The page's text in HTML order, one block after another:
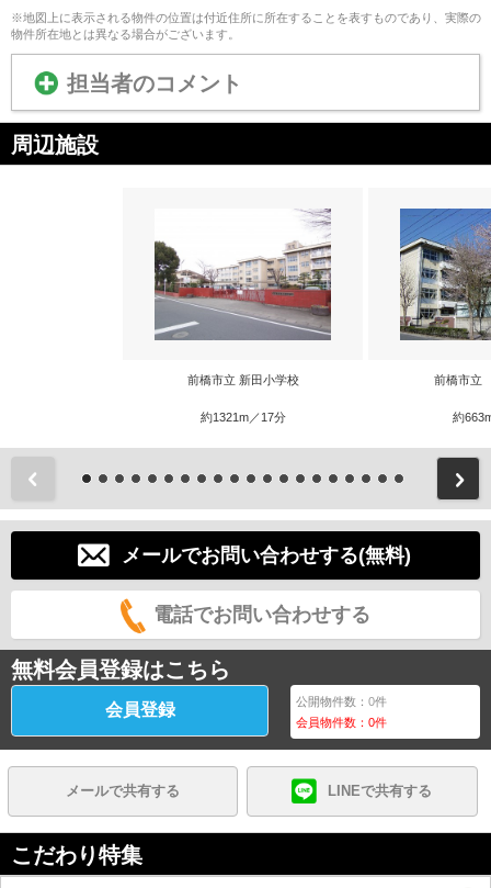
※地図上に表示される物件の位置は付近住所に所在することを表すものであり、実際の
物件所在地とは異なる場合がございます。
担当者のコメント
周辺施設
前橋市立 新田小学校
約1321m／17分
前橋市立
約
メールでお問い合わせする(無料)
電話でお問い合わせする
無料会員登録はこちら
会員登録 公開物件数：0件
会員物件数：0件
メールで共有する LINEで共有する
こだわり特集